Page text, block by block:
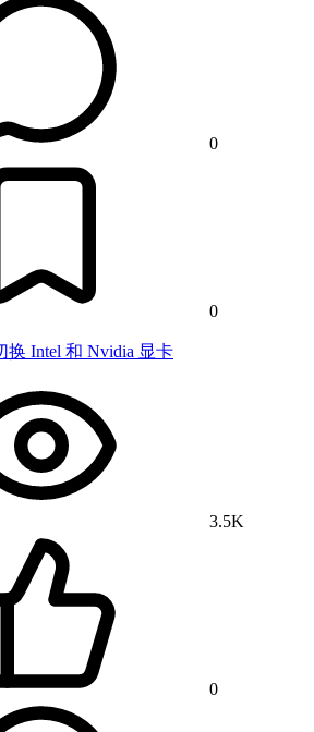
0
0
换 Intel 和 Nvidia 显卡
3.5K
0